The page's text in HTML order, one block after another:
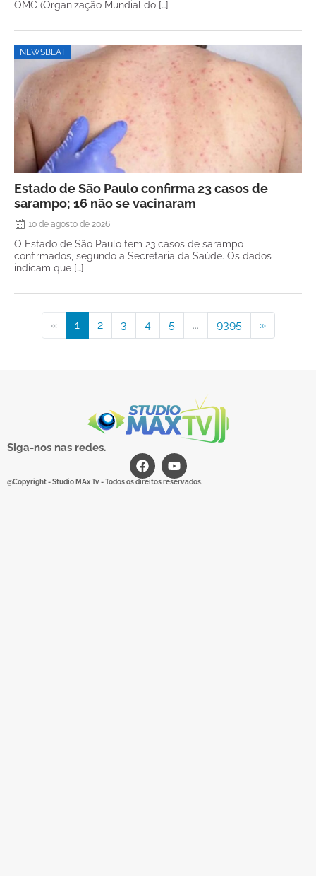
OMC (Organização Mundial do […]
NEWSBEAT
Estado de São Paulo confirma 23 casos de
sarampo; 16 não se vacinaram
10 de agosto de 2026
O Estado de São Paulo tem 23 casos de sarampo
confirmados, segundo a Secretaria da Saúde. Os dados
indicam que […]
« 1 2 3 4 5 ... 9395 »
Siga-nos nas redes.
@Copyright - Studio MAx Tv - Todos os direitos reservados.